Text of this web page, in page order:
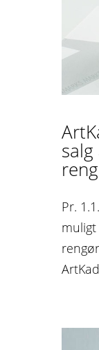
salg
Pr.